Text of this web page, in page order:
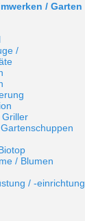
/ Garten
/
/ Blumen
/ -einrichtung